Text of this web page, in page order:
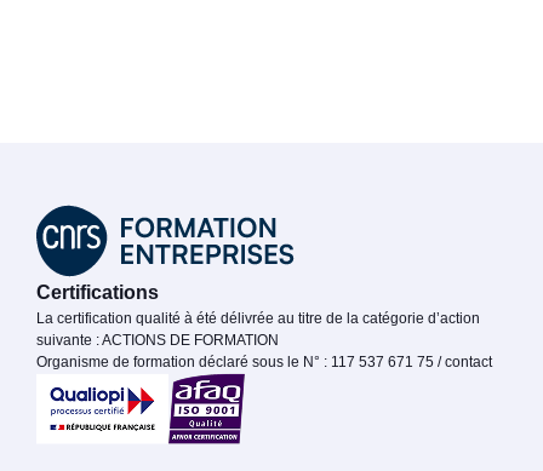
Certifications
La certification qualité à été délivrée au titre de la catégorie d’action
suivante : ACTIONS DE FORMATION
Organisme de formation déclaré sous le N° : 117 537 671 75 / contact